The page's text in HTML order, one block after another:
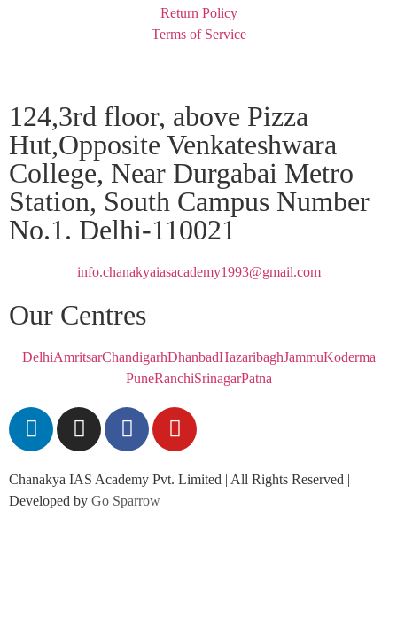
Return Policy
Terms of Service
124,3rd floor, above Pizza
Hut,Opposite Venkateshwara
College, Near Durgabai Metro
Station, South Campus Number
No.1. Delhi-110021
info.chanakyaiasacademy1993@gmail.com
Our Centres
DelhiAmritsarChandigarhDhanbadHazaribaghJammuKoderma
PuneRanchiSrinagarPatna
Chanakya IAS Academy Pvt. Limited | All Rights Reserved |
Developed by Go Sparrow